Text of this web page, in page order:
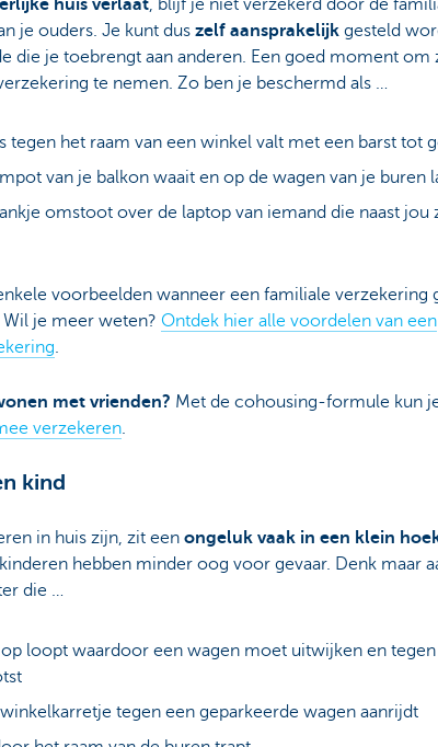
huis verlaat, blijf je niet verzekerd door de
je ouders. Je kunt dus zelf aansprakelijkgesteld
die je toebrengt aan anderen. Een goed moment om
te nemen. Zo ben je beschermd als …
tegen het raam van een winkel valt met een barst tot
van je balkon waait en op de wagen van je buren
omstoot over de laptop van iemand die naast jou
voorbeelden wanneer een familiale verzekering
je meer weten? Ontdek hier alle voordelen van een
.
met vrienden? Met de cohousing-formule kun
verzekeren.
kind
in huis zijn, zit een ongeluk vaak in een klein
hebben minder oog voor gevaar. Denk maar
die …
op loopt waardoor een wagen moet uitwijken en
tegen een geparkeerde wagen aanrijdt